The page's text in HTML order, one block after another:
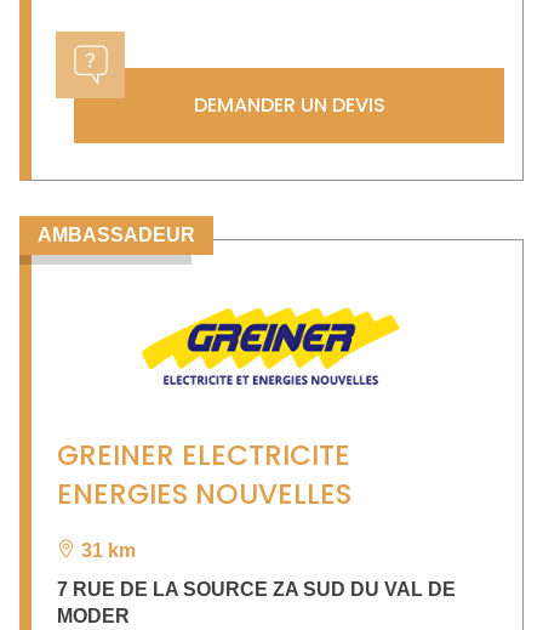
DEMANDER UN DEVIS
AMBASSADEUR
GREINER ELECTRICITE
ENERGIES NOUVELLES
31 km
7 RUE DE LA SOURCE ZA SUD DU VAL DE
MODER